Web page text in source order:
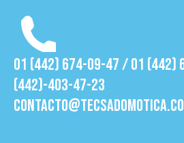
01 (442) 674-09-47 / 01 (442)
(442)-403-47-23